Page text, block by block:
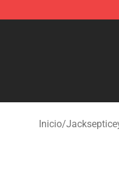
Jacksepticeye
Inicio/